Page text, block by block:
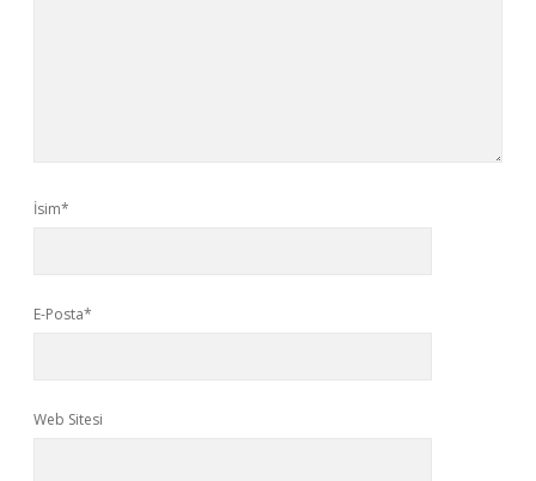
İsim*
E-Posta*
Web Sitesi